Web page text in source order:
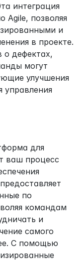
интеграция
Agile, позволяя
и
в проекте.
дефектах,
могут
улучшения
управления
для
ваш процесс
по
командам
и
самого
С помощью